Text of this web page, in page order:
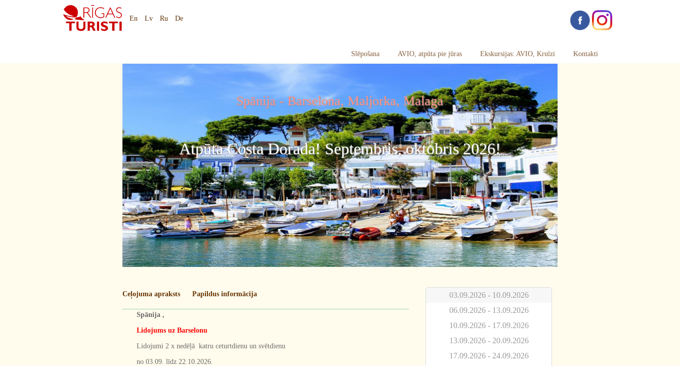
En Lv Ru De
Slēpošana AVIO, atpūta pie jūras Ekskursijas: AVIO, Kruīzi Kontakti
Spānija - Barselona, Maljorka, Malaga
Atpūta Costa Dorada! Septembris, oktobris 2026!
Ceļojuma apraksts Papildus informācija
Spānija ,
Lidojums uz Barselonu
Lidojumi 2 x nedēļā katru ceturtdienu un svētdienu
no 03.09. līdz 22.10.2026.
03.09.2026 - 10.09.2026
06.09.2026 - 13.09.2026
10.09.2026 - 17.09.2026
13.09.2026 - 20.09.2026
17.09.2026 - 24.09.2026